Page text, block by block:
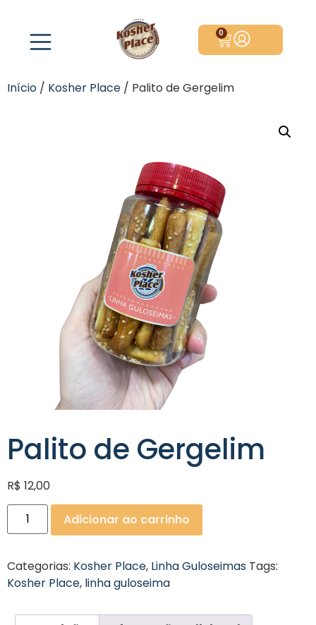
0
Início / Kosher Place / Palito de Gergelim
Palito de Gergelim
R$ 12,00
Adicionar ao carrinho
Categorias: Kosher Place, Linha Guloseimas Tags:
Kosher Place, linha guloseima